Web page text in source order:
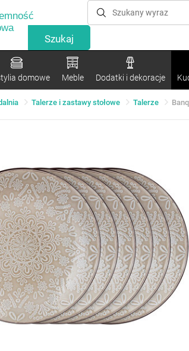
domowe Meble Dodatki i dekoracje
Talerze i zastawy stołowe Talerze